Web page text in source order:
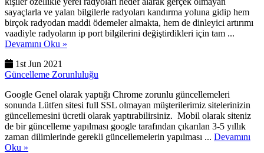
sayaçlarla ve yalan bilgilerle radyoları kandırma yoluna gidip hem
birçok radyodan maddi ödemeler almakta, hem de dinleyici artırımı
vaadiyle radyoların ip port bilgilerini değiştirdikleri için tam ...
Devamını Oku »
1st Jun 2021
Güncelleme Zorunluluğu
Google Genel olarak yaptığı Chrome zorunlu güncellemeleri
sonunda Lütfen sitesi full SSL olmayan müşterilerimiz sitelerinizin
güncellemesini ücretli olarak yaptırabilirsiniz. Mobil olarak siteniz
de bir güncelleme yapılması google tarafından çıkarılan 3-5 yıllık
zaman dilimlerinde gerekli güncellemelerin yapılması ... Devamını
Oku »